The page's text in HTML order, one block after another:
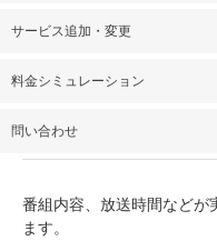
サービス追加・変更
料金シミュレーション
問い合わせ
番組内容、放送時間などが
ます。